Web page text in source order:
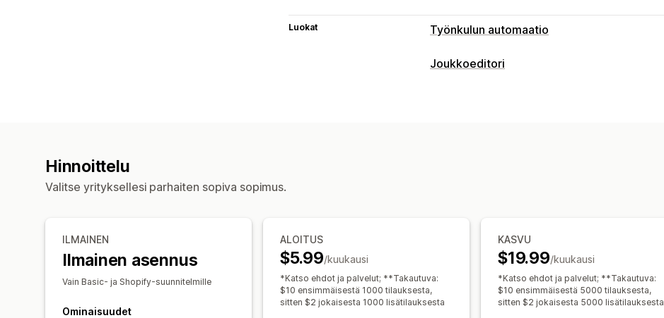
Luokat Työnkulun automaatio
Automaattiset tehtävät
Joukkoeditori
Hinnoittelu
Valitse yrityksellesi parhaiten sopiva sopimus.
ILMAINEN
Ilmainen asennus
Vain Basic- ja Shopify-suunnitelmille
Ominaisuudet
ALOITUS
$5.99/kuukausi
*Katso ehdot ja palvelut; **Takautuva:
$10 ensimmäisestä 1000 tilauksesta,
sitten $2 jokaisesta 1000 lisätilauksesta
KASVU
$19.99/kuukausi
*Katso ehdot ja palvelut; **Takautuva:
$10 ensimmäisestä 5000 tilauksesta,
sitten $2 jokaisesta 5000 lisätilauksesta